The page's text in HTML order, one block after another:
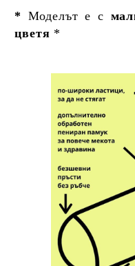
* Моделът е с
цветя *